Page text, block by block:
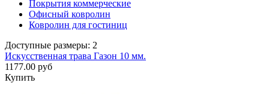
Покрытия коммерческие
Офисный ковролин
Ковролин для гостиниц
Доступные размеры: 2
Искусственная трава Газон 10 мм.
1177.00 руб
Купить